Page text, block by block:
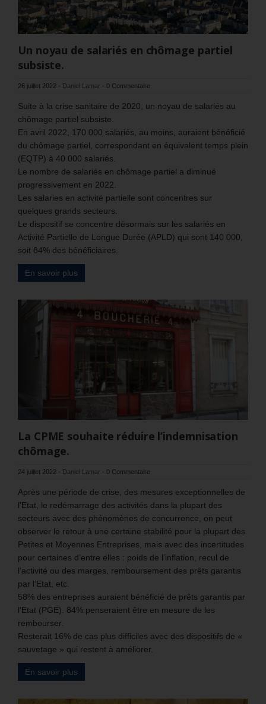
Un noyau de salariés en chômage partiel
subsiste.
26 juillet 2022 - Daniel Lamar - 0 Commentaire
Suite à la crise sanitaire de 2020, un noyau de salariés au
chômage partiel subsiste.
En avril 2022, 170 000 salariés, au moins, auraient bénéficié
du chômage partiel, correspondant en équivalent temps plein
(EQTP) à 40 000 salariés.
Le nombre de salariés en chômage partiel a diminué
progressivement en 2022.
Les salaries en activité partielle sont concentres sur
quelques grands secteurs.
Le dispositif se concentre désormais sur les salariés en
Activité Partielle de Longue Durée (APLD) qui sont 140 000,
soit 84% des bénéficiaires.
En savoir plus
La CPME souhaite réduire l’indemnisation
chômage.
24 juillet 2022 - Daniel Lamar - 0 Commentaire
Après une période de crise, des mesures exceptionnelles de
l’Etat, le redémarrage des activités dans la plupart des
secteurs avec des phénomènes de concurrence, on peut
observer le retour à une certaine stabilité pour la plupart des
Petites et Moyennes Entreprises, mais avec des incertitudes
pour certaines d’entre elles : poids de l’inflation, recul de
l’activité ou des marges, remboursement des prêts garantis
par l’Etat, etc.
58% des entreprises auraient bénéficié de prêts garantis par
l’Etat (PGE). 84% penseraient être en mesure de les
rembourser.
Resterait 16% de cas plus difficiles avec des dispositifs de «
sauvetage » qui restent à améliorer.
En savoir plus